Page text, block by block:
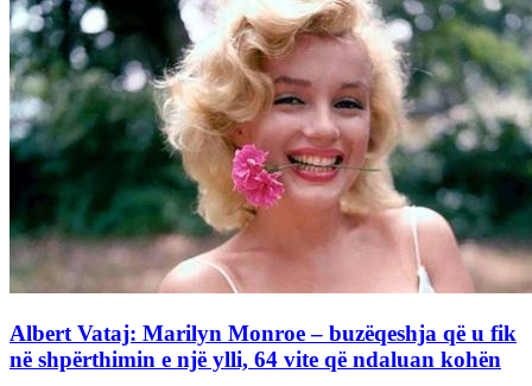
Albert Vataj: Marilyn Monroe – buzëqeshja që u fik
në shpërthimin e një ylli, 64 vite që ndaluan kohën